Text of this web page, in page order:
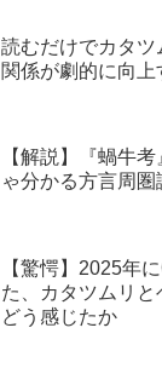
読むだけでカタ
関係が劇的に向上
【解説】『蝸牛
ゃ分かる方言周圏
【驚愕】2025年
た、カタツムリ
どう感じたか